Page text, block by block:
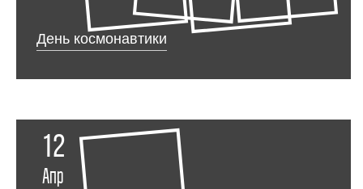
День космонавтики
12
Апр